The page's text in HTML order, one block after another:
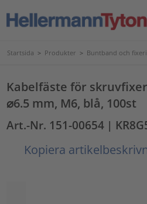
Startsida > Produkter > Buntband och
Kabelfäste för
⌀6.5 mm, M6, blå, 100st
Art.-Nr. 151-00654 |
Kopiera